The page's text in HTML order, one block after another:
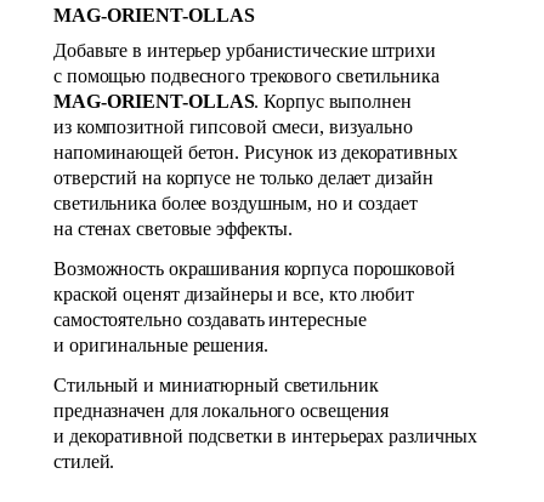
MAG-ORIENT-OLLAS
Добавьте в интерьер урбанистические штрихи
с помощью подвесного трекового светильника
MAG-ORIENT-OLLAS. Корпус выполнен
из композитной гипсовой смеси, визуально
напоминающей бетон. Рисунок из декоративных
отверстий на корпусе не только делает дизайн
светильника более воздушным, но и создает
на стенах световые эффекты.
Возможность окрашивания корпуса порошковой
краской оценят дизайнеры и все, кто любит
самостоятельно создавать интересные
и оригинальные решения.
Стильный и миниатюрный светильник
предназначен для локального освещения
и декоративной подсветки в интерьерах различных
стилей.